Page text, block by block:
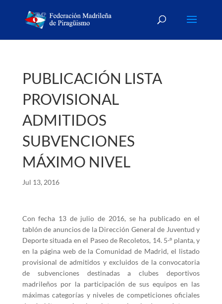
PUBLICACIÓN LISTA
PROVISIONAL
ADMITIDOS
SUBVENCIONES
MÁXIMO NIVEL
Jul 13, 2016
Con fecha 13 de julio de 2016, se ha publicado en el
tablón de anuncios de la Dirección General de Juventud y
Deporte situada en el Paseo de Recoletos, 14. 5-º planta, y
en la página web de la Comunidad de Madrid, el listado
provisional de admitidos y excluidos de la convocatoria
de subvenciones destinadas a clubes deportivos
madrileños por la participación de sus equipos en las
máximas categorías y niveles de competiciones oficiales